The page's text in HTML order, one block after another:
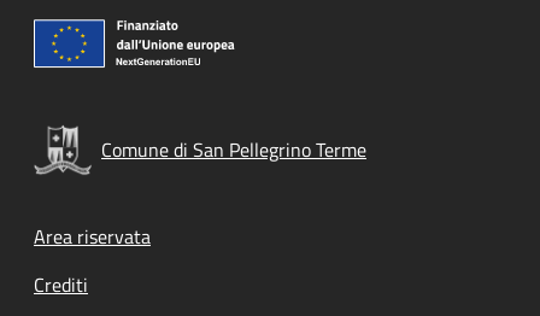
Comune di San Pellegrino Terme
Footer menu
Area riservata
Crediti